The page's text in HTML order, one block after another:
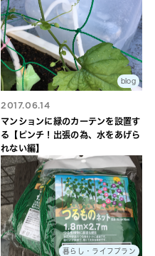
blog
2017.06.14
マンションに緑のカーテンを設置す
る【ピンチ！出張の為、水をあげら
れない編】
暮らし・ライフプラン